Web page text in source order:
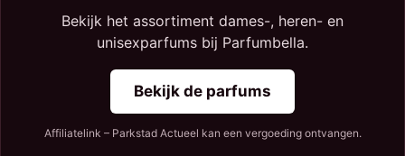
Bekijk het assortiment dames-, heren- en
unisexparfums bij Parfumbella.
Bekijk de parfums
Affiliatelink – Parkstad Actueel kan een vergoeding ontvangen.